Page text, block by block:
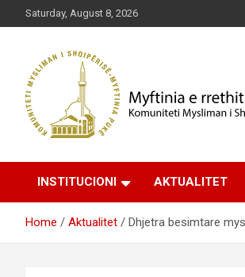
to
Saturday, August 8, 2026
Myftinia Pukë |
Zyrtare
INSTITUCIONI AKTUALITET
Home Aktualitet Dhjetra besimtare